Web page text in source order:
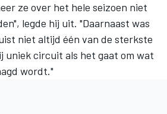
ze over het hele seizoen niet
legde hij uit. "Daarnaast was
niet altijd één van de sterkste
uniek circuit als het gaat om wat
wordt."